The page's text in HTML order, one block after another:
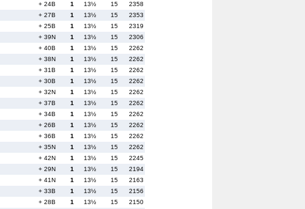
+ 24B 1 13½ 15
2358
+ 27B 1 13½ 15
2353
+ 25B 1 13½ 15
2319
+ 39N 1 13½ 15
2306
+ 40B 1 13½ 15
2262
+ 38N 1 13½ 15
2262
+ 31B 1 13½ 15
2262
+ 30B 1 13½ 15
2262
+ 32N 1 13½ 15
2262
+ 37B 1 13½ 15
2262
+ 34B 1 13½ 15
2262
+ 26B 1 13½ 15
2262
+ 36B 1 13½ 15
2262
+ 35N 1 13½ 15
2262
+ 42N 1 13½ 15
2245
+ 29N 1 13½ 15
2194
+ 41N 1 13½ 15
2163
+ 33B 1 13½ 15
2156
+ 28B 1 13½ 15
2150